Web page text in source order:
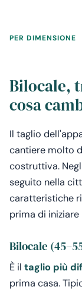
PER DIMENSIONE
Bilocale,
cosa
Il taglio
cantiere molto
costruttiva.
seguito nella
caratteristiche
prima di
Bilocale
È il taglio più
prima casa.